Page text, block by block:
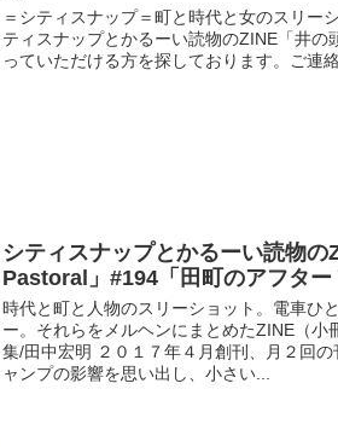
＝シティスナップ＝町と時代と女のスリ
ティスナップとかるーい読物のZINE「井の
っていただける方を探しております。ご連
シティスナップとかるーい読物の
Pastoral」#194「田町のアフター
時代と町と人物のスリーショット。電車ひ
ー。それらをメルヘンにまとめたZINE（小
集/田中宏明 ２０１７年４月創刊、月２回
ャンプの影響を思い出し、小さい...